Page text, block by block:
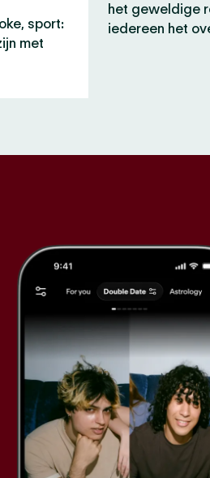
sport:
met
het geweldige
iedereen het